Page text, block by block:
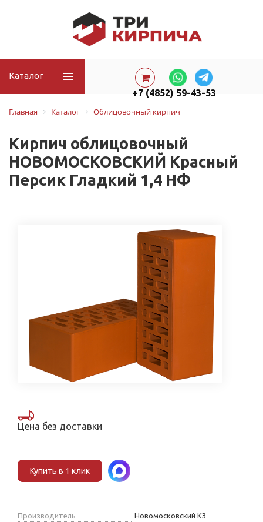
Каталог
+7 (4852) 59-43-53
Главная
Каталог Облицовочный кирпич
Кирпич облицовочный
НОВОМОСКОВСКИЙ Красный
Персик Гладкий 1,4 НФ
Цена без доставки
Купить в 1 клик
Производитель Новомосковский КЗ